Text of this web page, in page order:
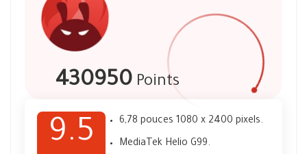
430950 Points
9.5 6,78 pouces 1080 x 2400 pixels.
MediaTek Helio G99.